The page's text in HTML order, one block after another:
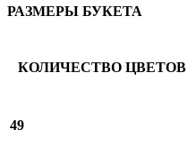
РАЗМЕРЫ БУКЕТА
КОЛИЧЕСТВО ЦВЕТОВ
49